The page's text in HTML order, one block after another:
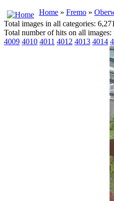
Home » Fremo »
Total images in all categories: 6,271
Total number of hits on all images:
4009 4010 4011 4012 4013 4014